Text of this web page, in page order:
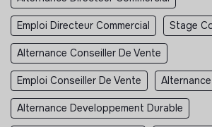
Emploi Directeur Commercial Stage
Alternance Conseiller De Vente
Emploi Conseiller De Vente
Alternance Developpement Durable